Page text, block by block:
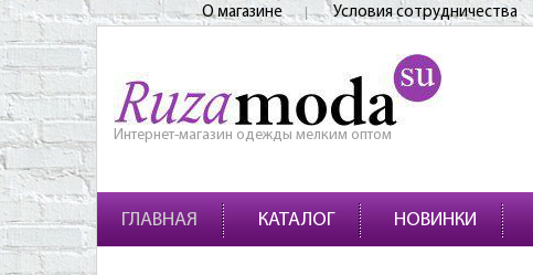
О магазине Условия сотрудничества
Интернет-магазин одежды мелким оптом
ГЛАВНАЯ КАТАЛОГ НОВИНКИ